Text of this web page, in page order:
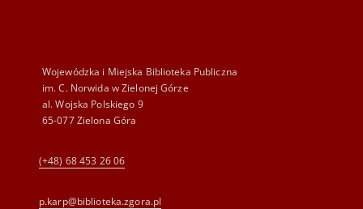
Wojewódzka i Miejska Biblioteka Publiczna
im. C. Norwida w Zielonej Górze
al. Wojska Polskiego 9
65-077 Zielona Góra
(+48) 68 453 26 06
p.karp@biblioteka.zgora.pl